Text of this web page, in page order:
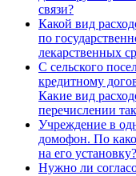
связи?
Какой вид
по
лекарственных
С сельского
кредитному
Какие вид
перечислении
Учреждение в
домофон. По
на его установку?
Нужно ли